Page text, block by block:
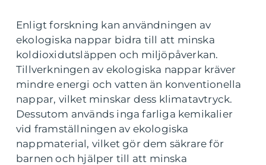
Enligt forskning kan användningen av
ekologiska nappar bidra till att minska
koldioxidutsläppen och miljöpåverkan.
Tillverkningen av ekologiska nappar kräver
mindre energi och vatten än konventionella
nappar, vilket minskar dess klimatavtryck.
Dessutom används inga farliga kemikalier
vid framställningen av ekologiska
nappmaterial, vilket gör dem säkrare för
barnen och hjälper till att minska